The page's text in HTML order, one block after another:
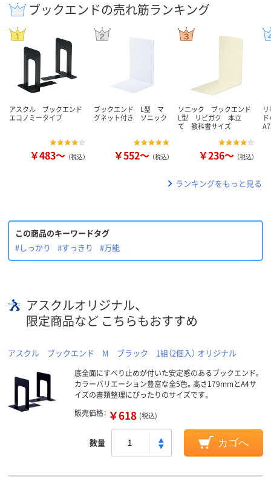
ブックエンドの売れ筋ランキング
アスクル ブックエンド
エコノミータイプ
￥483～ （税込）
ブックエンド L型 マ
グネット付き ソニック
￥552～ （税込）
ソニック ブックエンド
L型 リビガク 本立
て 教科書サイズ
￥236～ （税込）
ランキングをもっと見る
この商品のキーワードタグ
#しっかり
#すっきり #万能
アスクルオリジナル、
限定商品など こちらもおすすめ
アスクル ブックエンド M ブラック 1組（2個入） オリジナル
底全面にすべり止めが付いた安定感のあるブックエンド。
カラーバリエーション豊富な全5色。高さ179mmとA4サ
イズの書類整理にぴったりのサイズです。
販売価格： ￥618 (税込)
数量 カゴへ